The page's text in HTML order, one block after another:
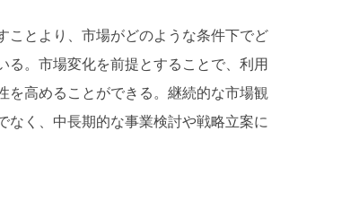
ことより、市場がどのような条件下でど
る。市場変化を前提とすることで、利用
を高めることができる。継続的な市場観
く、中長期的な事業検討や戦略立案に